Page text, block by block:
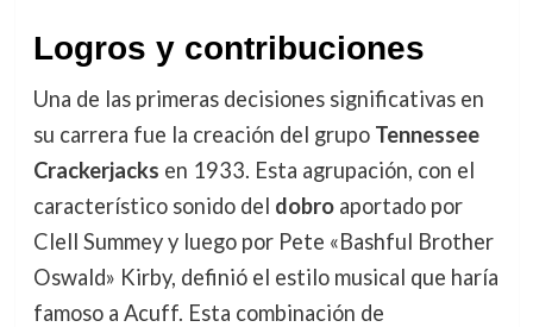
Logros y contribuciones
Una de las primeras decisiones significativas en
su carrera fue la creación del grupo Tennessee
Crackerjacks en 1933. Esta agrupación, con el
característico sonido del dobroaportado por
Clell Summey y luego por Pete «Bashful Brother
Oswald» Kirby, definió el estilo musical que haría
famoso a Acuff. Esta combinación de